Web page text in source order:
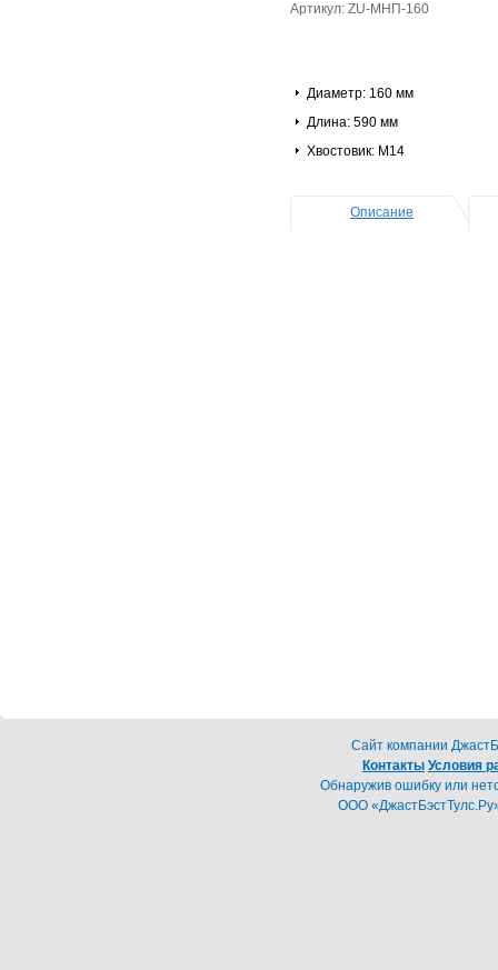
Артикул: ZU-МНП-160
Диаметр: 160 мм
Длина: 590 мм
Хвостовик: М14
Описание
Cайт компании
Контакты Условия
Обнаружив ошибку или
ООО